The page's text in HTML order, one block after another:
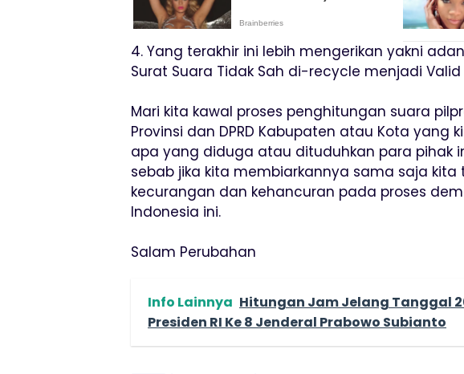
4. Yang terakhir ini lebih mengerikan yakni
Surat Suara Tidak Sah di-recycle menjadi
Mari kita kawal proses penghitungan suara
Provinsi dan DPRD Kabupaten atau Kota yang
apa yang diduga atau dituduhkan para pihak
sebab jika kita membiarkannya sama saja
kecurangan dan kehancuran pada proses
Indonesia ini.
Salam Perubahan
Info Lainnya Hitungan Jam Jelang Tanggal
Presiden RI Ke 8 Jenderal Prabowo Subianto